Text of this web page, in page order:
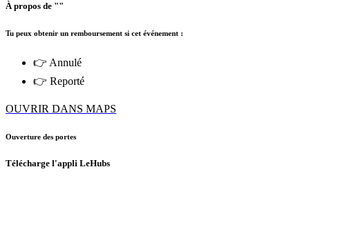
À propos de ""
Tu peux obtenir un remboursement si cet événement :
👉 Annulé
👉 Reporté
OUVRIR DANS MAPS
Ouverture des portes
Télécharge l'appli LeHubs